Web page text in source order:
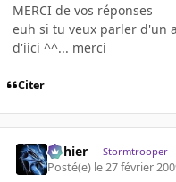
MERCI de vos réponses
euh si tu veux parler d'un
d'iici ^^... merci
Citer
dohier Stormtrooper
Posté(e) le 27 février